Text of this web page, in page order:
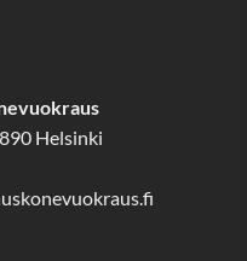
Helsinki